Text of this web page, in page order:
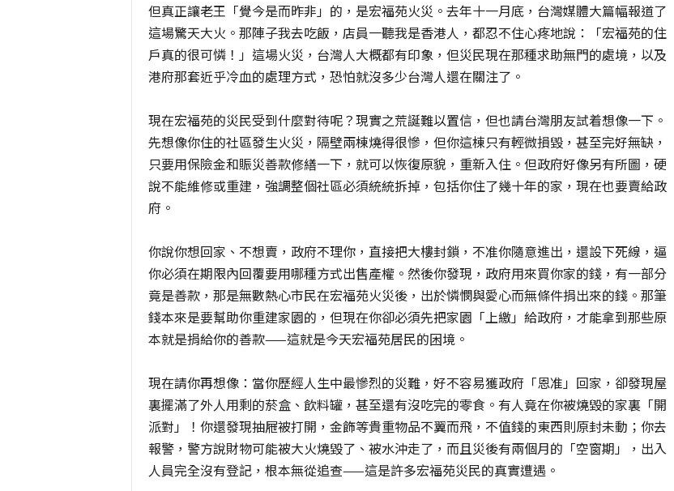
但真正讓老王「覺今是而昨非」的，是宏福苑火災。去年十一月底，台灣媒體大篇幅報道了
這場驚天大火。那陣子我去吃飯，店員一聽我是香港人，都忍不住心疼地說：「宏福苑的住
戶真的很可憐！」這場火災，台灣人大概都有印象，但災民現在那種求助無門的處境，以及
港府那套近乎冷血的處理方式，恐怕就沒多少台灣人還在關注了。
現在宏福苑的災民受到什麼對待呢？現實之荒誕難以置信，但也請台灣朋友試着想像一下。
先想像你住的社區發生火災，隔壁兩棟燒得很慘，但你這棟只有輕微損毀，甚至完好無缺，
只要用保險金和賑災善款修繕一下，就可以恢復原貌，重新入住。但政府好像另有所圖，硬
說不能維修或重建，強調整個社區必須統統拆掉，包括你住了幾十年的家，現在也要賣給政
府。
你說你想回家、不想賣，政府不理你，直接把大樓封鎖，不准你隨意進出，還設下死線，逼
你必須在期限內回覆要用哪種方式出售產權。然後你發現，政府用來買你家的錢，有一部分
竟是善款，那是無數熱心市民在宏福苑火災後，出於憐憫與愛心而無條件捐出來的錢。那筆
錢本來是要幫助你重建家園的，但現在你卻必須先把家園「上繳」給政府，才能拿到那些原
本就是捐給你的善款——這就是今天宏福苑居民的困境。
現在請你再想像：當你歷經人生中最慘烈的災難，好不容易獲政府「恩准」回家，卻發現屋
裏擺滿了外人用剩的菸盒、飲料罐，甚至還有沒吃完的零食。有人竟在你被燒毀的家裏「開
派對」！你還發現抽屜被打開，金飾等貴重物品不翼而飛，不值錢的東西則原封未動；你去
報警，警方說財物可能被大火燒毀了、被水沖走了，而且災後有兩個月的「空窗期」，出入
人員完全沒有登記，根本無從追查——這是許多宏福苑災民的真實遭遇。